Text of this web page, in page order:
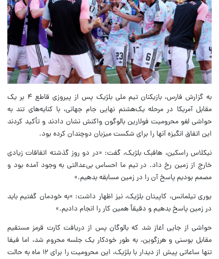
به گزارش فارس، بازیکنان تیم ملی بلژیک پس از پیروزی قاطع ۴ بر یک
مقابل آمریکا در مرحله یک‌هشتم نهایی جام جهانی، با کنایه‌های تند به
حواشی لغو محرومیت فولارین بالوگون واکنش نشان دادند و تأکید کردند
این اتفاق انگیزه آنها را برای شکست میزبان دوچندان کرده بود.
نیکلاس راسکین، هافبک بلژیک، گفت: «در دو روز گذشته اتفاقات زیادی
خارج از زمین رخ داد. در تیم ما احساس بی‌عدالتی به وجود آمده بود و
مصمم بودیم پاسخ آن را در زمین مسابقه بدهیم.»
یوری تیلمانس، کاپیتان بلژیک، نیز اظهار داشت: «به خودمان گفتیم باید
در زمین پاسخ بدهیم و دقیقاً همین کار را انجام دادیم.»
حواشی از جایی آغاز شد که بالوگان پس از دریافت کارت قرمز مستقیم
مقابل بوسنی و هرزگوین، به طور خودکار یک جلسه محروم شد، اما فیفا
تنها ساعاتی پیش از دیدار با بلژیک، این محرومیت را برای ۱۲ ماه به حالت